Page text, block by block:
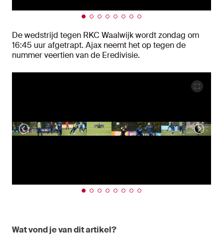
De wedstrijd tegen RKC Waalwijk wordt zondag om
16:45 uur afgetrapt. Ajax neemt het op tegen de
nummer veertien van de Eredivisie.
Wat vond je van dit artikel?